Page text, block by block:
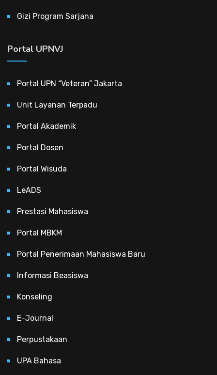
Gizi Program Sarjana
Portal UPNVJ
Portal UPN “Veteran” Jakarta
Unit Layanan Terpadu
Portal Akademik
Portal Dosen
Portal Wisuda
LeADS
Prestasi Mahasiswa
Portal MBKM
Portal Penerimaan Mahasiswa Baru
Informasi Beasiswa
Konseling
E-Journal
Perpustakaan
UPA Bahasa